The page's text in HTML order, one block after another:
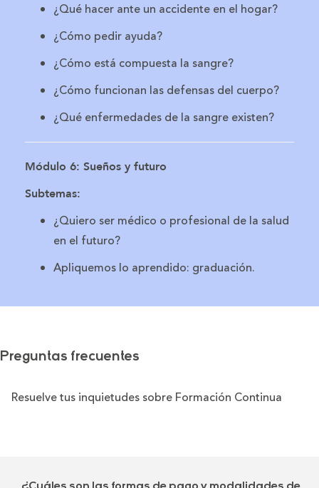
¿Qué hacer ante un accidente en el hogar?
¿Cómo pedir ayuda?
¿Cómo está compuesta la sangre?
¿Cómo funcionan las defensas del cuerpo?
¿Qué enfermedades de la sangre existen?
Módulo 6: Sueños y futuro
Subtemas:
¿Quiero ser médico o profesional de la salud
en el futuro?
Apliquemos lo aprendido: graduación.
Preguntas frecuentes
Resuelve tus inquietudes sobre Formación Continua